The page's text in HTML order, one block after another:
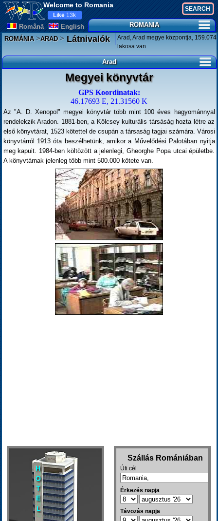
Welcome to Romania
Românã English
Like 13k
ROMANIA
ROMÁNIA>ARAD>Látnivalók
Arad, Arad megye központja, 159.074
lakosa van.
Arad
Megyei könyvtár
GPS Koordinatak:
46.17693 E, 21.31560 K
Az "A. D. Xenopol" megyei könyvtár több mint 100 éves hagyománnyal
rendelekzik Aradon. 1881-ben, a Kölcsey kulturális társáság hozta létre az
első könyvtárat, 1523 kötettel de csupán a társaság tagjai számára. Városi
könyvtárról 1913 óta beszélhetünk, amikor a Művelődési Palotában nyitja
meg kapuit. 1984-ben költözött a jelenlegi, Gheorghe Popa utcai épületbe.
A könyvtárnak jelenleg több mint 500.000 kötete van.